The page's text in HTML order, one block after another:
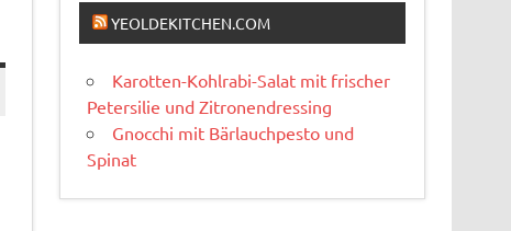
YEOLDEKITCHEN.COM
Karotten-Kohlrabi-Salat mit frischer
Petersilie und Zitronendressing
Gnocchi mit Bärlauchpesto und
Spinat